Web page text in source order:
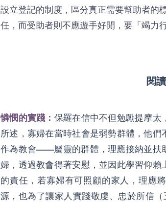
設立登記的制度，區分真正需要幫助者的
任，而受助者則不應遊手好閒，要「竭力
閱
憐憫的實踐： 保羅在信中不但勉勵提摩
所述，寡婦在當時社會是弱勢群體，他們
作為教會——屬靈的群體，理應接納並扶
婦，透過教會得著安慰，並因此學習仰
的責任，若寡婦有可照顧的家人，理應
源，也為了讓家人實踐敬虔、忠於所信